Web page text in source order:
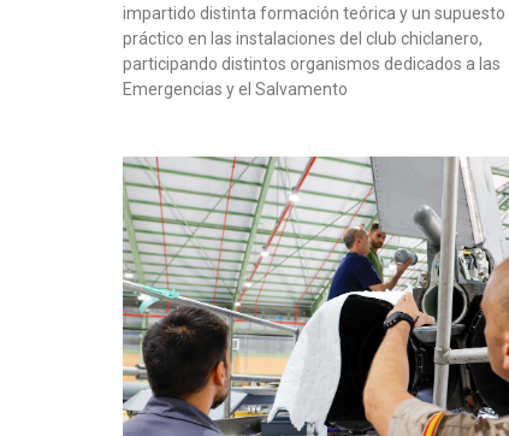
impartido distinta formación teórica y un supuesto
práctico en las instalaciones del club chiclanero,
participando distintos organismos dedicados a las
Emergencias y el Salvamento